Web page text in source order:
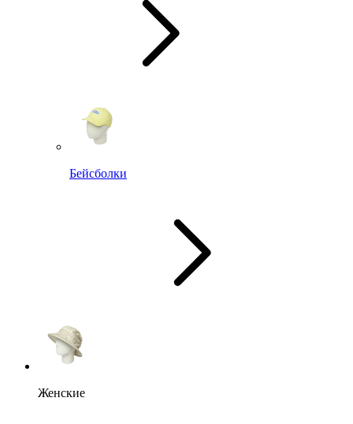
Бейсболки
Женские